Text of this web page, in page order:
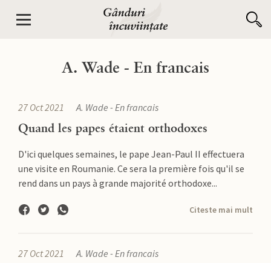
A. Wade - En francais
27 Oct 2021 A. Wade - En francais
Quand les papes étaient orthodoxes
D'ici quelques semaines, le pape Jean-Paul II effectuera
une visite en Roumanie. Ce sera la première fois qu'il se
rend dans un pays à grande majorité orthodoxe...
Citeste mai mult
27 Oct 2021 A. Wade - En francais